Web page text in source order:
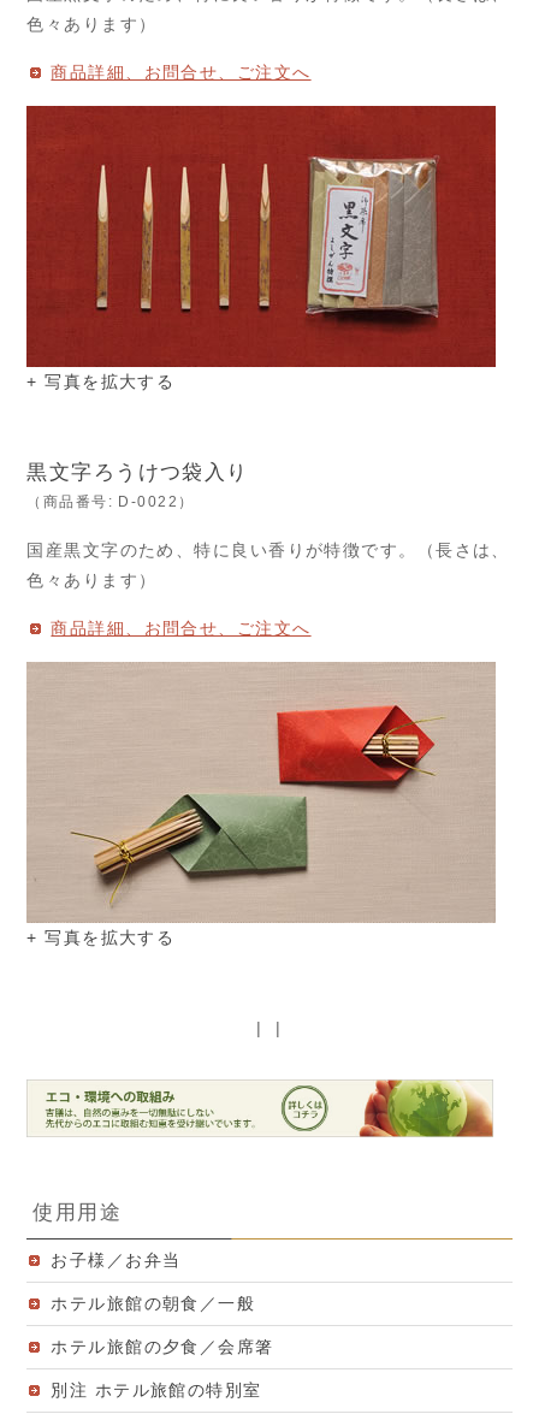
色々あります）
商品詳細、お問合せ、ご注文へ
+ 写真を拡大する
黒文字ろうけつ袋入り
（商品番号: D-0022）
国産黒文字のため、特に良い香りが特徴です。（長さは、
色々あります）
商品詳細、お問合せ、ご注文へ
+ 写真を拡大する
| |
使用用途
お子様／お弁当
ホテル旅館の朝食／一般
ホテル旅館の夕食／会席箸
別注 ホテル旅館の特別室